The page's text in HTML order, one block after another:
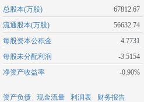
总股本(万股)
67812.67
流通股本(万股)
56632.74
每股资本公积金
4.7731
每股未分配利润
-3.5154
净资产收益率
-0.90%
资产负债 现金流量 利润表 财务报告